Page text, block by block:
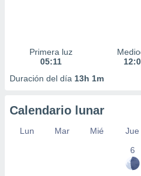
Primera luz
05:11
Duración del día 13h 1m
Calendario lunar
Lun Mar Mié Jue
6